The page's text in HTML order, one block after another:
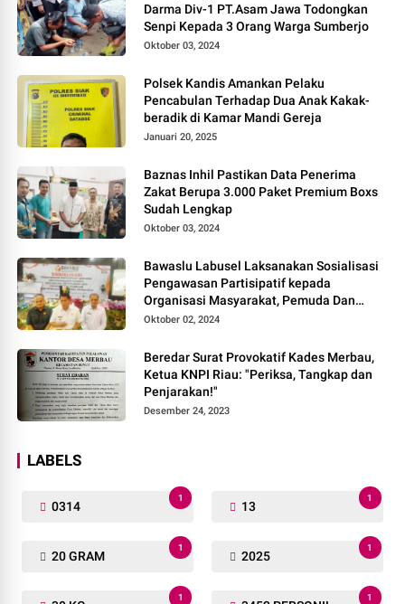
Darma Div-1 PT.Asam Jawa Todongkan
Senpi Kepada 3 Orang Warga Sumberjo
Oktober 03, 2024
Polsek Kandis Amankan Pelaku
Pencabulan Terhadap Dua Anak Kakak-
beradik di Kamar Mandi Gereja
Januari 20, 2025
Baznas Inhil Pastikan Data Penerima
Zakat Berupa 3.000 Paket Premium Boxs
Sudah Lengkap
Oktober 03, 2024
Bawaslu Labusel Laksanakan Sosialisasi
Pengawasan Partisipatif kepada
Organisasi Masyarakat, Pemuda Dan
Agama Pada pilkada Serentak 2024
Oktober 02, 2024
Beredar Surat Provokatif Kades Merbau,
Ketua KNPI Riau: "Periksa, Tangkap dan
Penjarakan!"
Desember 24, 2023
LABELS
0314
1
13
1
20 GRAM
1
2025
1
1 1